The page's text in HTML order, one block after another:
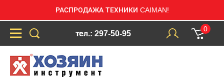
РАСПРОДАЖА ТЕХНИКИ CAIMAN!
тел.: 297-50-95
0